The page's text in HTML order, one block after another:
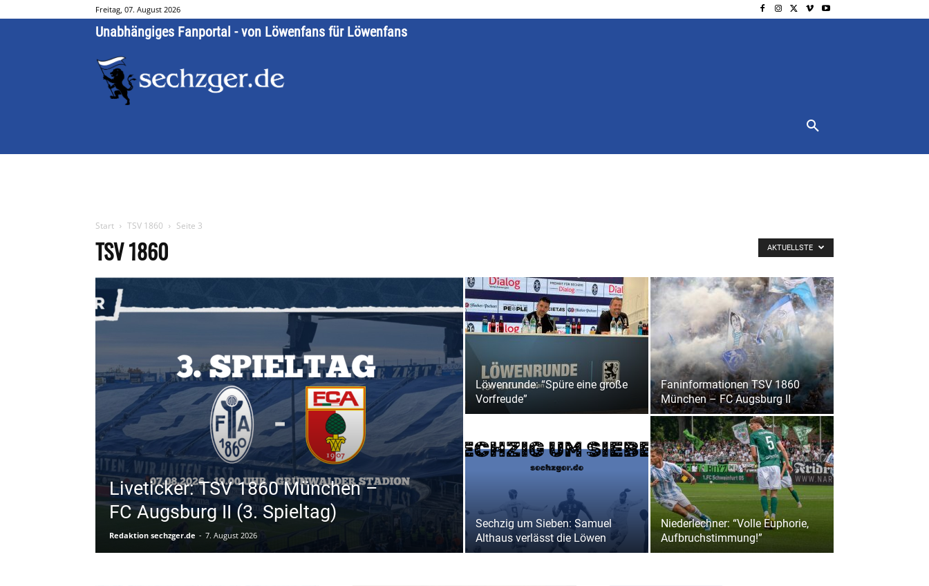
Freitag, 07. August 2026
Unabhängiges Fanportal - von Löwenfans für Löwenfans
Start TSV 1860 Seite 3
TSV 1860 AKTUELLSTE
Liveticker: TSV 1860 München –
FC Augsburg II (3. Spieltag)
Redaktion sechzger.de - 7. August 2026
Löwenrunde: “Spüre eine große
Vorfreude”
Faninformationen TSV 1860
München – FC Augsburg II
Sechzig um Sieben: Samuel
Althaus verlässt die Löwen
Niederlechner: “Volle Euphorie,
Aufbruchstimmung!”